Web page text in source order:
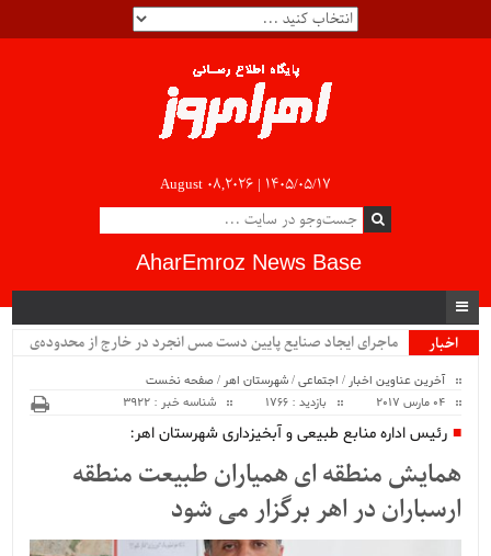
August 08,2026 | ۱۴۰۵/۰۵/۱۷
AharEmroz News Base
اخبار
ماجرای ایجاد صنایع پایین دست مس انجرد در خارج از محدوده‌ی
آخرین عناوین اخبار / اجتماعی/شهرستان اهر /صفحه نخست
04 مارس 2017
بازدید : 1766 شناسه خبر : 3922
رئیس اداره منابع طبیعی و آبخیزداری شهرستان اهر:
همایش منطقه ای همیاران طبیعت منطقه
ارسباران در اهر برگزار می شود